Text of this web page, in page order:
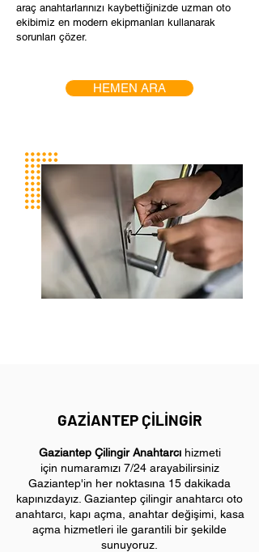
araç anahtarlarınızı kaybettiğinizde uzman oto
ekibimiz en modern ekipmanları kullanarak
sorunları çözer.
HEMEN ARA
GAZİANTEP ÇİLİNGİR
Gaziantep Çilingir Anahtarcıhizmeti
için numaramızı 7/24 arayabilirsiniz
Gaziantep'in her noktasına 15 dakikada
kapınızdayız. Gaziantep çilingir anahtarcı oto
anahtarcı, kapı açma, anahtar değişimi, kasa
açma hizmetleri ile garantili bir şekilde
sunuyoruz.